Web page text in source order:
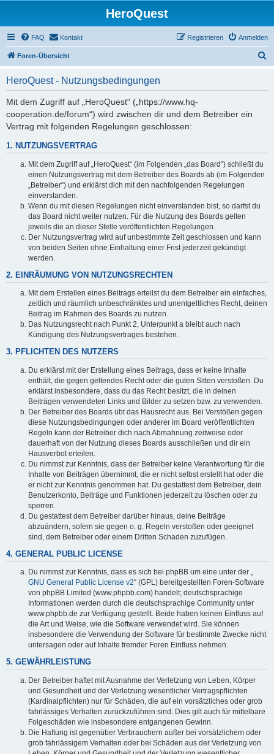
HeroQuest
FAQ Kontakt Anmelden
Registrieren
Foren-Übersicht
HeroQuest - Nutzungsbedingungen
Mit dem Zugriff auf „HeroQuest“ („https://www.hq-
cooperation.de/forum“) wird zwischen dir und dem Betreiber ein
Vertrag mit folgenden Regelungen geschlossen:
1. NUTZUNGSVERTRAG
Mit dem Zugriff auf „HeroQuest“ (im Folgenden „das Board“) schließt du
einen Nutzungsvertrag mit dem Betreiber des Boards ab (im Folgenden
„Betreiber“) und erklärst dich mit den nachfolgenden Regelungen
einverstanden.
Wenn du mit diesen Regelungen nicht einverstanden bist, so darfst du
das Board nicht weiter nutzen. Für die Nutzung des Boards gelten
jeweils die an dieser Stelle veröffentlichten Regelungen.
Der Nutzungsvertrag wird auf unbestimmte Zeit geschlossen und kann
von beiden Seiten ohne Einhaltung einer Frist jederzeit gekündigt
werden.
2. EINRÄUMUNG VON NUTZUNGSRECHTEN
Mit dem Erstellen eines Beitrags erteilst du dem Betreiber ein einfaches,
zeitlich und räumlich unbeschränktes und unentgeltliches Recht, deinen
Beitrag im Rahmen des Boards zu nutzen.
Das Nutzungsrecht nach Punkt 2, Unterpunkt a bleibt auch nach
Kündigung des Nutzungsvertrages bestehen.
3. PFLICHTEN DES NUTZERS
Du erklärst mit der Erstellung eines Beitrags, dass er keine Inhalte
enthält, die gegen geltendes Recht oder die guten Sitten verstoßen. Du
erklärst insbesondere, dass du das Recht besitzt, die in deinen
Beiträgen verwendeten Links und Bilder zu setzen bzw. zu verwenden.
Der Betreiber des Boards übt das Hausrecht aus. Bei Verstößen gegen
diese Nutzungsbedingungen oder anderer im Board veröffentlichten
Regeln kann der Betreiber dich nach Abmahnung zeitweise oder
dauerhaft von der Nutzung dieses Boards ausschließen und dir ein
Hausverbot erteilen.
Du nimmst zur Kenntnis, dass der Betreiber keine Verantwortung für die
Inhalte von Beiträgen übernimmt, die er nicht selbst erstellt hat oder die
er nicht zur Kenntnis genommen hat. Du gestattest dem Betreiber, dein
Benutzerkonto, Beiträge und Funktionen jederzeit zu löschen oder zu
sperren.
Du gestattest dem Betreiber darüber hinaus, deine Beiträge
abzuändern, sofern sie gegen o. g. Regeln verstoßen oder geeignet
sind, dem Betreiber oder einem Dritten Schaden zuzufügen.
4. GENERAL PUBLIC LICENSE
Du nimmst zur Kenntnis, dass es sich bei phpBB um eine unter der „
GNU General Public License v2“ (GPL) bereitgestellten Foren-Software
von phpBB Limited (www.phpbb.com) handelt; deutschsprachige
Informationen werden durch die deutschsprachige Community unter
www.phpbb.de zur Verfügung gestellt. Beide haben keinen Einfluss auf
die Art und Weise, wie die Software verwendet wird. Sie können
insbesondere die Verwendung der Software für bestimmte Zwecke nicht
untersagen oder auf Inhalte fremder Foren Einfluss nehmen.
5. GEWÄHRLEISTUNG
Der Betreiber haftet mit Ausnahme der Verletzung von Leben, Körper
und Gesundheit und der Verletzung wesentlicher Vertragspflichten
(Kardinalpflichten) nur für Schäden, die auf ein vorsätzliches oder grob
fahrlässiges Verhalten zurückzuführen sind. Dies gilt auch für mittelbare
Folgeschäden wie insbesondere entgangenen Gewinn.
Die Haftung ist gegenüber Verbrauchern außer bei vorsätzlichem oder
grob fahrlässigem Verhalten oder bei Schäden aus der Verletzung von